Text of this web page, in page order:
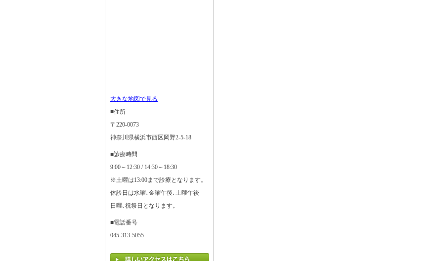
大きな地図で見る
■住所
〒220-0073
神奈川県横浜市西区岡野2-5-18
■診療時間
9:00～12:30 / 14:30～18:30
※土曜は13:00まで診療となります。
休診日は水曜､金曜午後､土曜午後
日曜､祝祭日となります。
■電話番号
045-313-5055